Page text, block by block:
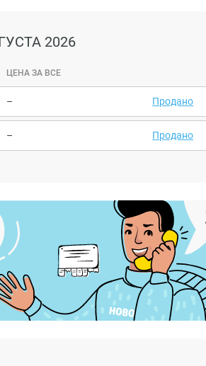
2026
ЦЕНА ЗА ВСЕ
– Продано
– Продано